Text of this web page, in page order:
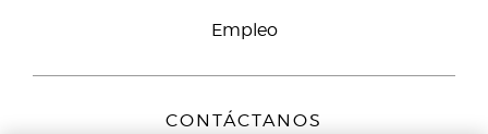
Empleo
CONTÁCTANOS